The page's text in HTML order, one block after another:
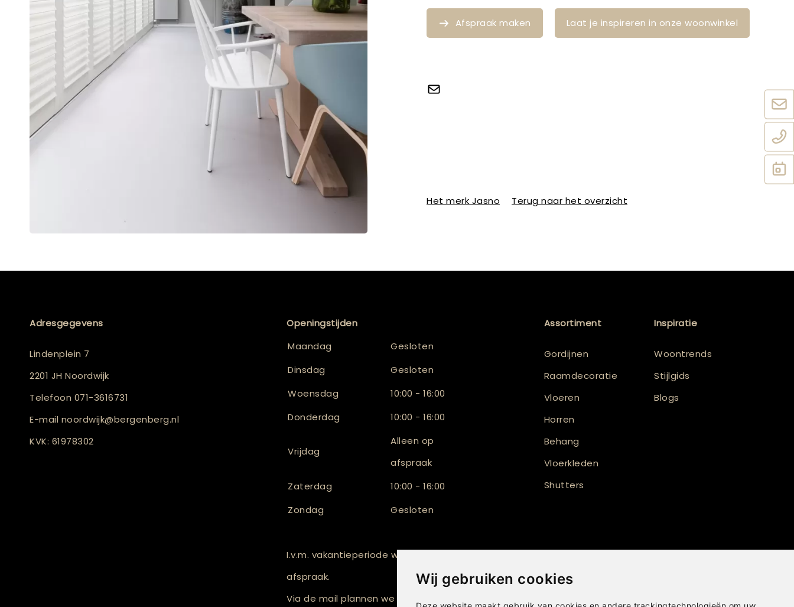
Wij gebruiken cookies
Afspraak maken Laat je inspireren in onze woonwinkel
Het merk Jasno Terug naar het overzicht
Adresgegevens
Lindenplein 7
2201 JH Noordwijk
Telefoon 071-3616731
E-mail noordwijk@bergenberg.nl
KVK: 61978302
Openingstijden
Maandag
Gesloten
Dinsdag
Gesloten
Woensdag
10:00 - 16:00
Donderdag
10:00 - 16:00
Vrijdag
Alleen op
afspraak
Zaterdag
10:00 - 16:00
Zondag
Gesloten
I.v.m. vakantieperiode werken we tijdelijk alleen op
afspraak.
Via de mail plannen we graag een passend moment
Assortiment
Gordijnen
Raamdecoratie
Vloeren
Horren
Behang
Vloerkleden
Shutters
Inspiratie
Woontrends
Stijlgids
Blogs